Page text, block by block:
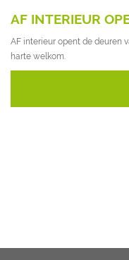
AF INTERIEUR
AF interieur opent de deuren
harte welkom.